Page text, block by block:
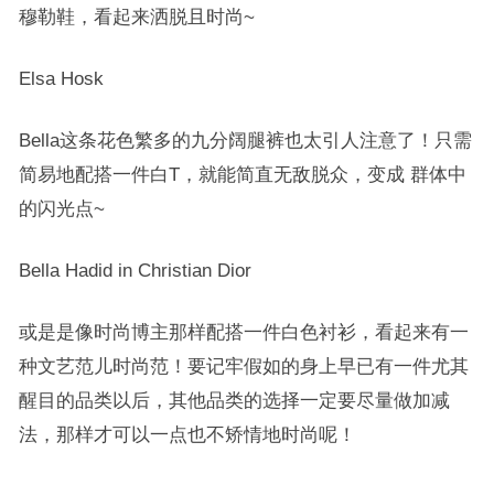
穆勒鞋，看起来洒脱且时尚~
Elsa Hosk
Bella这条花色繁多的九分阔腿裤也太引人注意了！只需
简易地配搭一件白T，就能简直无敌脱众，变成 群体中
的闪光点~
Bella Hadid in Christian Dior
或是是像时尚博主那样配搭一件白色衬衫，看起来有一
种文艺范儿时尚范！要记牢假如的身上早已有一件尤其
醒目的品类以后，其他品类的选择一定要尽量做加减
法，那样才可以一点也不矫情地时尚呢！